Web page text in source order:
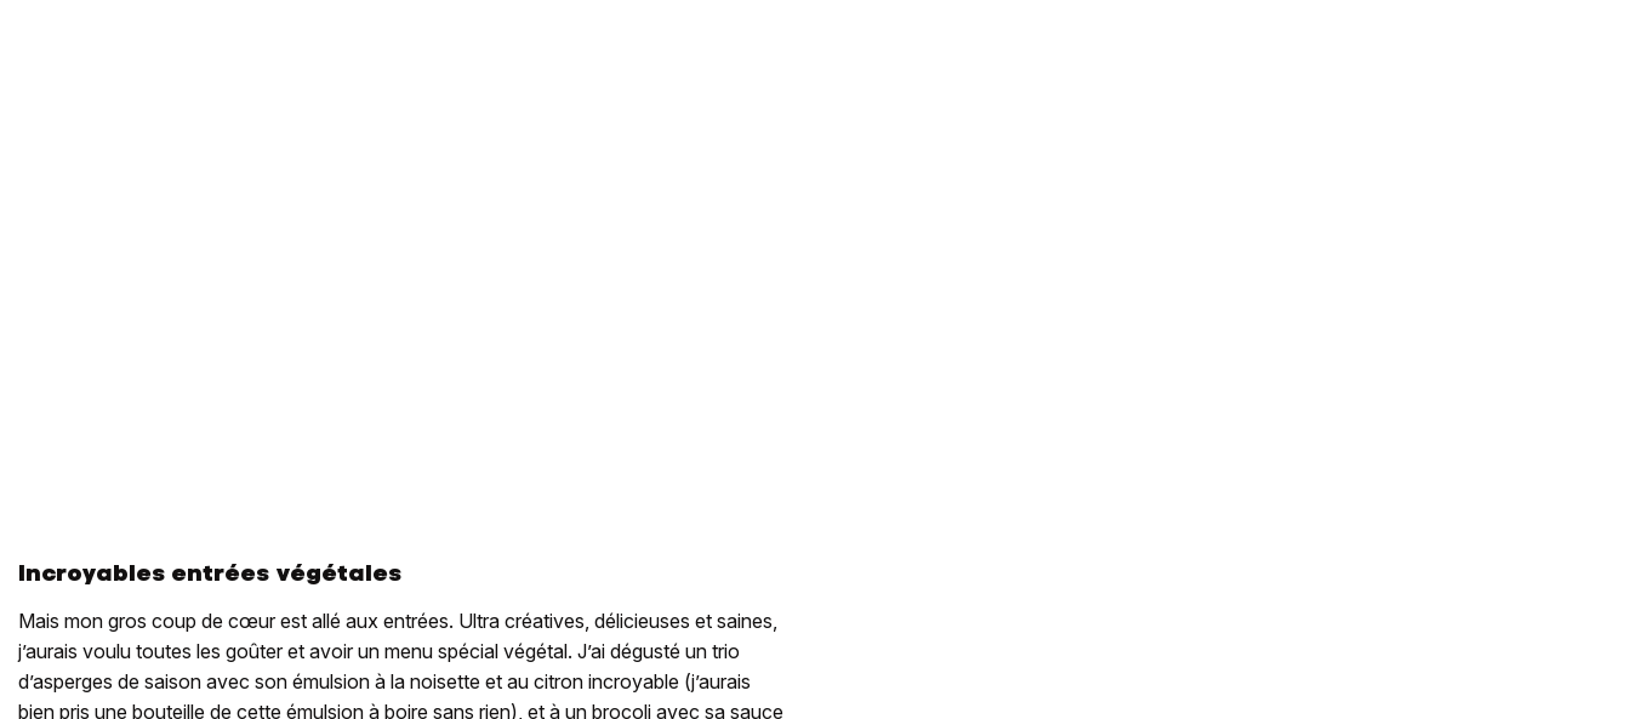
Incroyables entrées végétales
Mais mon gros coup de cœur est allé aux entrées. Ultra créatives, délicieuses et saines,
j’aurais voulu toutes les goûter et avoir un menu spécial végétal. J’ai dégusté un trio
d’asperges de saison avec son émulsion à la noisette et au citron incroyable (j’aurais
bien pris une bouteille de cette émulsion à boire sans rien), et à un brocoli avec sa sauce